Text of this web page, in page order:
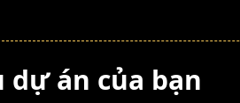
dự án của bạn